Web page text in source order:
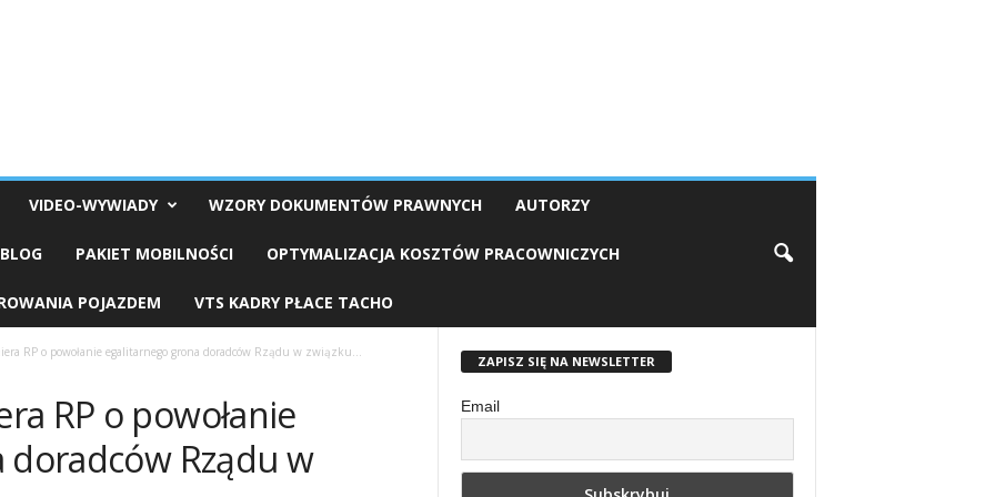
VIDEO-WYWIADY WZORY DOKUMENTÓW PRAWNYCH AUTORZY
PAKIET MOBILNOŚCI OPTYMALIZACJA KOSZTÓW PRACOWNICZYCH
POJAZDEM VTS KADRY PŁACE TACHO
RP o powołanie egalitarnego grona doradców Rządu w związku...
RP o powołanie
Rządu w
ZAPISZ SIĘ NA NEWSLETTER
Email